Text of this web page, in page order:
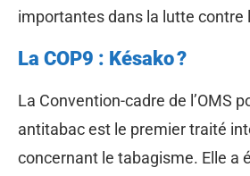
importantes dans la lutte contre
La COP9 : Késako ?
La Convention-cadre de l’OMS
antitabac est le premier traité
concernant le tabagisme. Elle a